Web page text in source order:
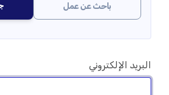
باحث عن عمل
البريد الإلكتروني